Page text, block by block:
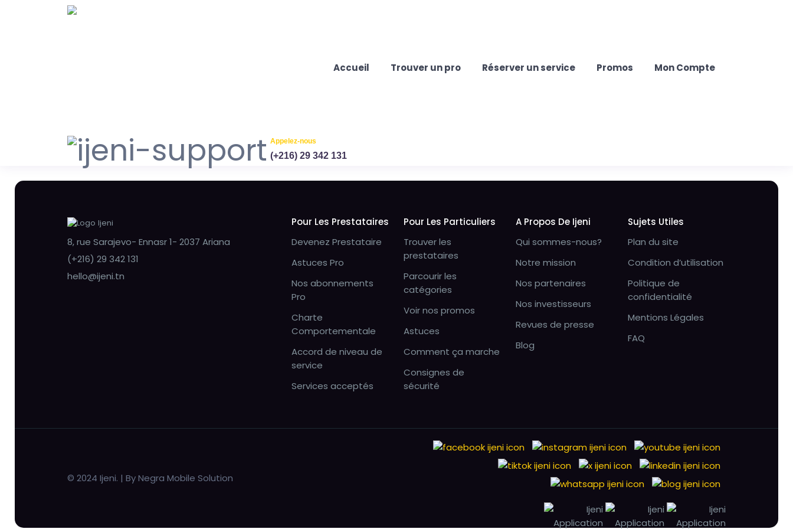
Accueil Trouver un pro Réserver un service Promos Mon Compte
Appelez-nous
(+216) 29 342 131
8, rue Sarajevo- Ennasr 1- 2037 Ariana
(+216) 29 342 131
hello@ijeni.tn
Pour Les Prestataires
Devenez Prestataire
Astuces Pro
Nos abonnements
Pro
Charte
Comportementale
Accord de niveau de
service
Services acceptés
Pour Les Particuliers
Trouver les
prestataires
Parcourir les
catégories
Voir nos promos
Astuces
Comment ça marche
Consignes de
sécurité
A Propos De Ijeni
Qui sommes-nous?
Notre mission
Nos partenaires
Nos investisseurs
Revues de presse
Blog
Sujets Utiles
Plan du site
Condition d’utilisation
Politique de
confidentialité
Mentions Légales
FAQ
© 2024 Ijeni. | By Negra Mobile Solution